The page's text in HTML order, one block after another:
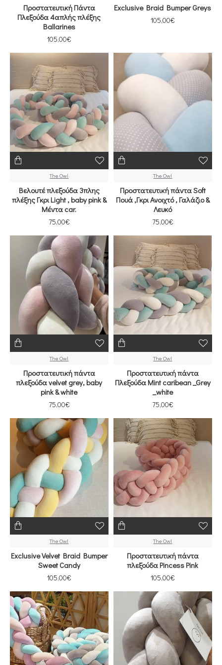
Προστατευτική Πάντα
Πλεξούδα 4απλής πλέξης
Ballarines
105,00€
Εxclusive Braid Bumper Greys
105,00€
The Owl
Βελουτέ πλεξούδα 3πλης
πλέξης Γκρι Light , baby pink &
Μέντα car.
75,00€
The Owl
Προστατευτική πάντα Soft
Πουά ,Γκρι Ανοιχτό , Γαλάζιο &
Λευκό
75,00€
The Owl
Προστατευτική πάντα
πλεξούδα velvet grey, baby
pink & white
75,00€
The Owl
Προστατευτική πάντα
Πλεξούδα Mint caribean _Grey
_white
75,00€
The Owl
Exclusive Velvet Braid Bumper
Sweet Candy
105,00€
The Owl
Προστατευτική πάντα
πλεξούδα Pincess Ρink
105,00€